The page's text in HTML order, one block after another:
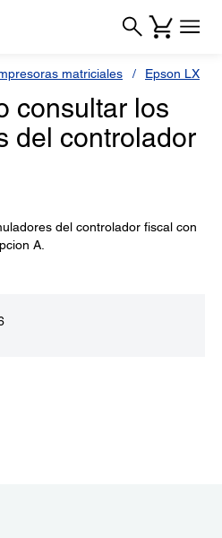
matriciales Epson LX
consultar los
del controlador
del controlador fiscal con
A.